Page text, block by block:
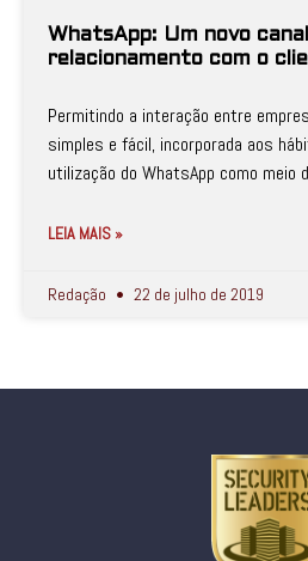
WhatsApp: Um novo
relacionamento com o
Permitindo a interação entre
simples e fácil, incorporada aos
utilização do WhatsApp como meio
LEIA MAIS »
Redação 22 de julho de 2019